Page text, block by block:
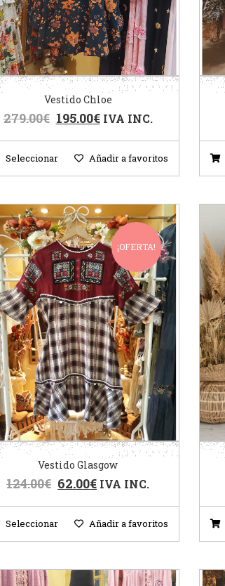
Vestido Chloe
279.00€ 195.00€ IVA INC.
Seleccionar Añadir a favoritos
¡OFERTA!
Vestido Glasgow
124.00€ 62.00€ IVA INC.
Seleccionar Añadir a favoritos